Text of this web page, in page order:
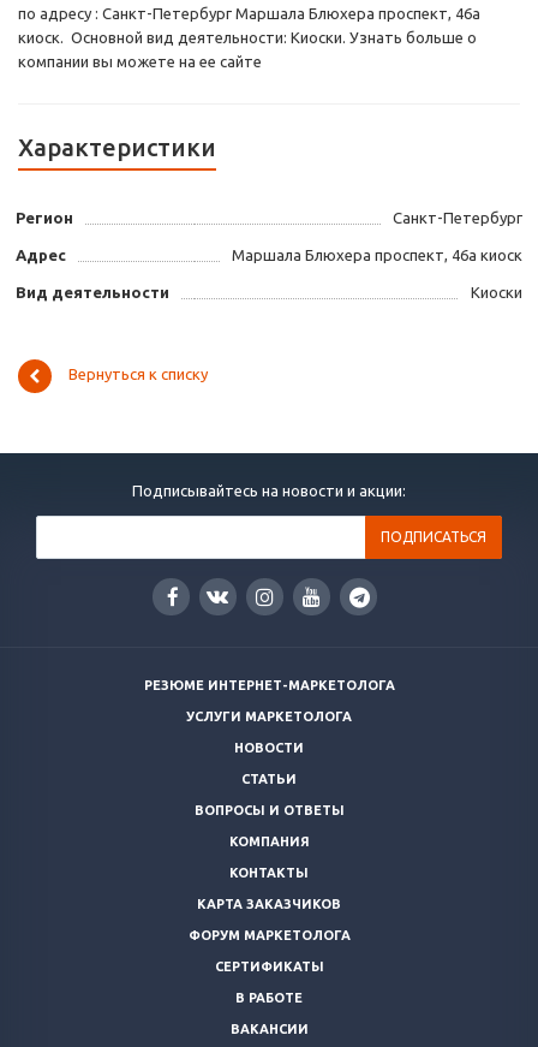
по адресу : Санкт-Петербург Маршала Блюхера проспект, 46а
киоск. Основной вид деятельности: Киоски. Узнать больше о
компании вы можете на ее сайте
Характеристики
Регион Санкт-Петербург
Адрес Маршала Блюхера проспект, 46а киоск
Вид деятельности Киоски
Вернуться к списку
Подписывайтесь на новости и акции:
РЕЗЮМЕ ИНТЕРНЕТ-МАРКЕТОЛОГА
УСЛУГИ МАРКЕТОЛОГА
НОВОСТИ
СТАТЬИ
ВОПРОСЫ И ОТВЕТЫ
КОМПАНИЯ
КОНТАКТЫ
КАРТА ЗАКАЗЧИКОВ
ФОРУМ МАРКЕТОЛОГА
СЕРТИФИКАТЫ
В РАБОТЕ
ВАКАНСИИ